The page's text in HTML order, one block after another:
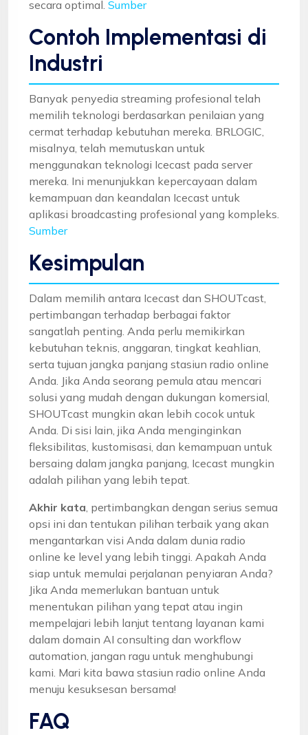
secara optimal. Sumber
Contoh Implementasi di
Industri
Banyak penyedia streaming profesional telah
memilih teknologi berdasarkan penilaian yang
cermat terhadap kebutuhan mereka. BRLOGIC,
misalnya, telah memutuskan untuk
menggunakan teknologi Icecast pada server
mereka. Ini menunjukkan kepercayaan dalam
kemampuan dan keandalan Icecast untuk
aplikasi broadcasting profesional yang kompleks.
Sumber
Kesimpulan
Dalam memilih antara Icecast dan SHOUTcast,
pertimbangan terhadap berbagai faktor
sangatlah penting. Anda perlu memikirkan
kebutuhan teknis, anggaran, tingkat keahlian,
serta tujuan jangka panjang stasiun radio online
Anda. Jika Anda seorang pemula atau mencari
solusi yang mudah dengan dukungan komersial,
SHOUTcast mungkin akan lebih cocok untuk
Anda. Di sisi lain, jika Anda menginginkan
fleksibilitas, kustomisasi, dan kemampuan untuk
bersaing dalam jangka panjang, Icecast mungkin
adalah pilihan yang lebih tepat.
Akhir kata, pertimbangkan dengan serius semua
opsi ini dan tentukan pilihan terbaik yang akan
mengantarkan visi Anda dalam dunia radio
online ke level yang lebih tinggi. Apakah Anda
siap untuk memulai perjalanan penyiaran Anda?
Jika Anda memerlukan bantuan untuk
menentukan pilihan yang tepat atau ingin
mempelajari lebih lanjut tentang layanan kami
dalam domain AI consulting dan workflow
automation, jangan ragu untuk menghubungi
kami. Mari kita bawa stasiun radio online Anda
menuju kesuksesan bersama!
FAQ